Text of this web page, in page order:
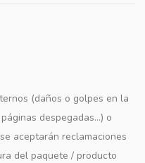
(daños o golpes en la
despegadas...) o
aceptarán reclamaciones
del paquete / producto